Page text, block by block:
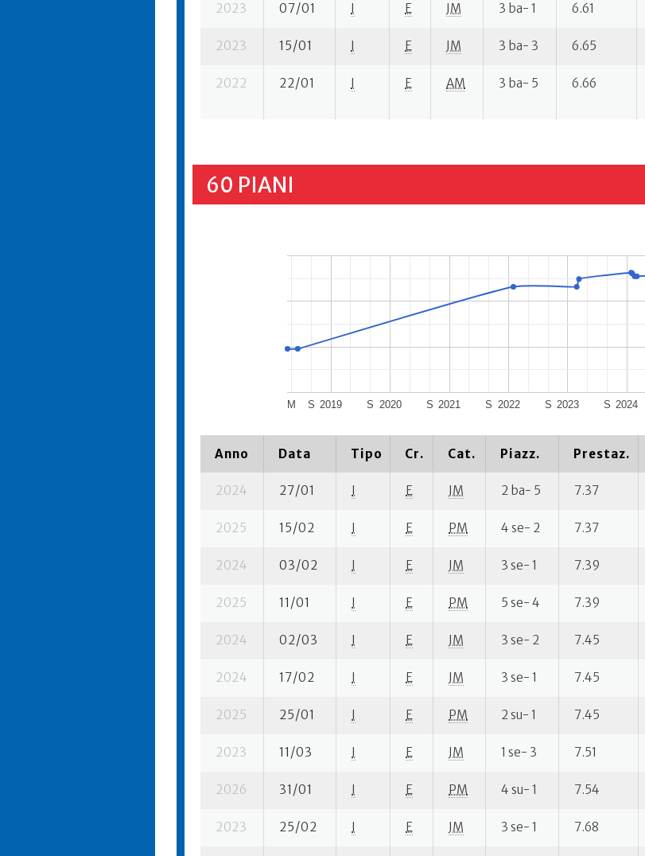
2023 07/01 I E JM 3 ba- 1 6.61
2023 15/01 I E JM 3 ba- 3 6.65
2022 22/01 I E AM 3 ba- 5 6.66
60 PIANI
2019 2020 2021 2022 2023 2024
M S S S S S S
Anno Data Tipo Cr. Cat. Piazz. Prestaz.
2024 27/01 I E JM 2 ba- 5 7.37
2025 15/02 I E PM 4 se- 2 7.37
2024 03/02 I E JM 3 se- 1 7.39
2025 11/01 I E PM 5 se- 4 7.39
2024 02/03 I E JM 3 se- 2 7.45
2024 17/02 I E JM 3 se- 1 7.45
2025 25/01 I E PM 2 su- 1 7.45
2023 11/03 I E JM 1 se- 3 7.51
2026 31/01 I E PM 4 su- 1 7.54
2023 25/02 I E JM 3 se- 1 7.68